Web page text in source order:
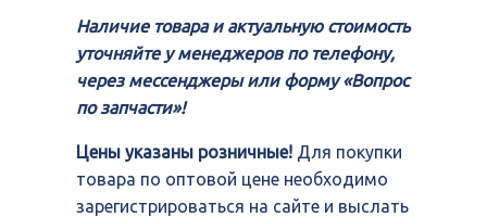
Наличие товара и актуальную стоимость
уточняйте у менеджеров по телефону,
через мессенджеры или форму «Вопрос
по запчасти»!
Цены указаны розничные! Для покупки
товара по оптовой цене необходимо
зарегистрироваться на сайте и выслать